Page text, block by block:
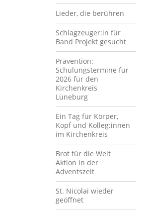
Lieder, die berühren
Schlagzeuger:in für
Band Projekt gesucht
Prävention:
Schulungstermine für
2026 für den
Kirchenkreis
Lüneburg
Ein Tag für Körper,
Kopf und Kolleg:innen
im Kirchenkreis
Brot für die Welt
Aktion in der
Adventszeit
St. Nicolai wieder
geöffnet